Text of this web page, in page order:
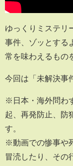
ゆっくりミステリ
事件、ゾッとする
常を味わえるもの
今回は「未解決事
※日本・海外問わ
起、再発防止、防
す。
※動画での惨事や
冒涜したり、その